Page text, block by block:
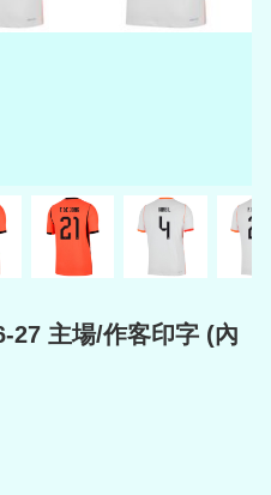
27 主場/作客印字 (內